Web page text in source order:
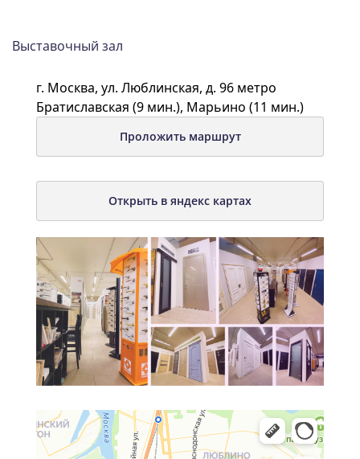
Выставочный зал
г. Москва, ул. Люблинская, д. 96 метро
Братиславская (9 мин.), Марьино (11 мин.)
Проложить маршрут
Открыть в яндекс картах